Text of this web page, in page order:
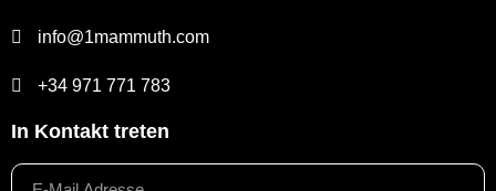
info@1mammuth.com
+34 971 771 783
In Kontakt treten